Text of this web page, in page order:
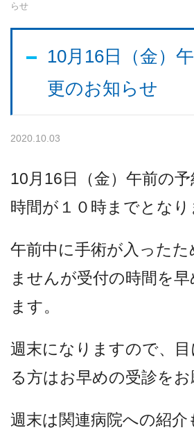
基本理念
取り組み
検査機器のご紹介
ご予約について
らせ
10月16日（金）
更のお知らせ
2020.10.03
10月16日（金）午前の
時間が１０時までとなり
午前中に手術が入った
ませんが受付の時間を
ます。
週末になりますので、
る方はお早めの受診を
週末は関連病院への紹